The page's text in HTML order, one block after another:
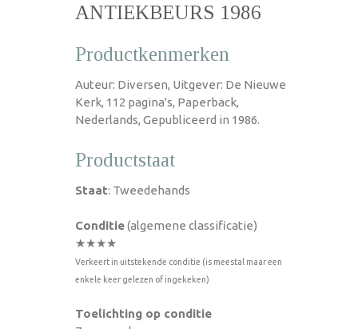
ANTIEKBEURS 1986
Productkenmerken
Auteur: Diversen, Uitgever: De Nieuwe
Kerk, 112 pagina's, Paperback,
Nederlands, Gepubliceerd in 1986.
Productstaat
Staat: Tweedehands
Conditie(algemene classificatie)
★★★★
Verkeert in uitstekende conditie (is meestal maar een
enkele keer gelezen of ingekeken)
Toelichting op conditie